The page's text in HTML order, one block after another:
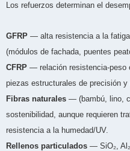
Los refuerzos determinan el
GFRP — alta resistencia a la
(módulos de fachada, puentes
CFRP — relación resistencia-peso
piezas estructurales de precisión y
Fibras naturales — (bambú, lino,
sostenibilidad, aunque requieren
resistencia a la humedad/UV.
Rellenos particulados — SiO₂,